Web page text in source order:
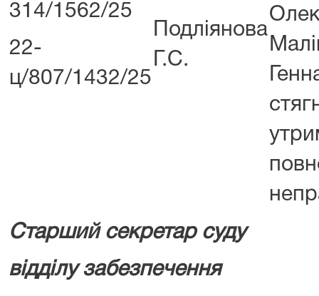
314/1562/25
22-
ц/807/1432/25
Подліянова
Г.С.
Старший секретар суду
відділу забезпечення